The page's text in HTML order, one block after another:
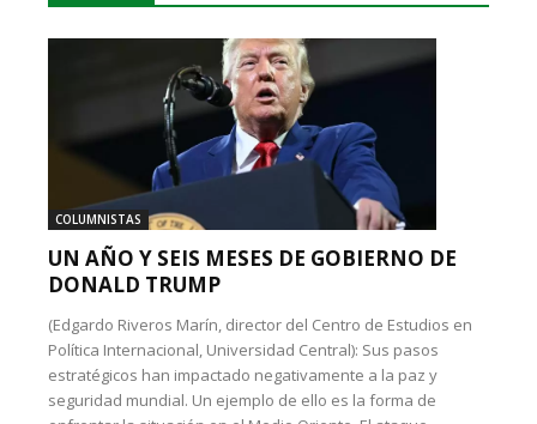
COLUMNISTAS
UN AÑO Y SEIS MESES DE GOBIERNO DE
DONALD TRUMP
(Edgardo Riveros Marín, director del Centro de Estudios en
Política Internacional, Universidad Central): Sus pasos
estratégicos han impactado negativamente a la paz y
seguridad mundial. Un ejemplo de ello es la forma de